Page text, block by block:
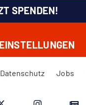
SPENDEN!
Datenschutz Jobs